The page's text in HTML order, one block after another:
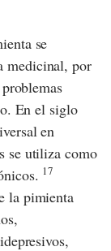
se
medicinal, por
En el siglo
en
se utiliza como
17
la pimienta